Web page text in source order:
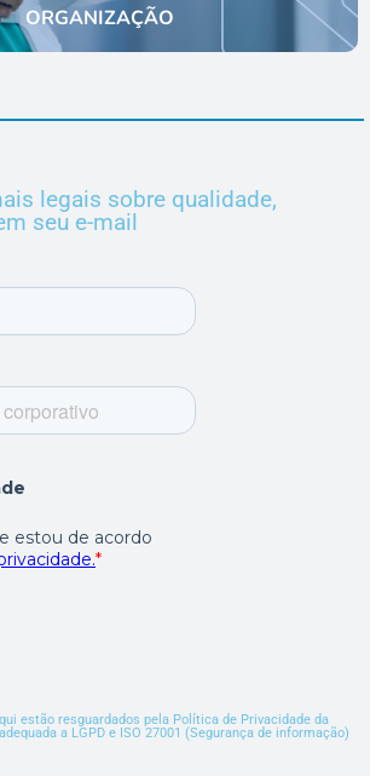
ORGANIZAÇÃO
legais sobre qualidade,
seu e-mail
estão resguardados pela Política de Privacidade da
a LGPD e ISO 27001 (Segurança de informação)